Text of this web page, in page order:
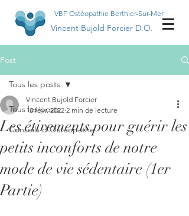
VBF Ostéopathie Berthier-Sur-Mer
Vincent Bujold Forcier D.O.
Post
Tous les posts
Conseils d'Ostéopathe
Tous les posts
Les étirements pour guérir les
petits inconforts de notre
mode de vie sédentaire (1er
Partie)
Vincent Bujold Forcier
13 févr. 2022 2 min de lecture